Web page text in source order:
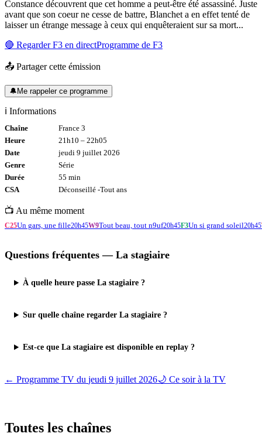
Constance découvrent que cet homme a peut-être été assassiné. Juste
avant que son coeur ne cesse de battre, Blanchet a en effet tenté de
laisser un étrange message à ceux qui enquêteraient sur sa mort...
🔴 RegarderF3 en directProgramme de F3
📤 Partager cette émission
🔔Me rappeler ce programme
ℹ️ Informations
Chaîne
France 3
Heure
21h10 – 22h05
Date
jeudi 9 juillet 2026
Genre
Série
Durée
55 min
CSA
Déconseillé -Tout ans
📺 Au même moment
C25Un gars, une fille20h45W9Tout beau, tout n9uf20h45F3Un si grand soleil20h45
Questions fréquentes — La stagiaire
À quelle heure passe La stagiaire ?
Sur quelle chaîne regarder La stagiaire ?
Est-ce que La stagiaire est disponible en replay ?
← Programme TV du jeudi 9 juillet 2026🌙 Ce soir à la TV
Toutes les chaînes